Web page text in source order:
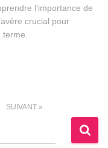
l’importance de
crucial pour
SUIVANT